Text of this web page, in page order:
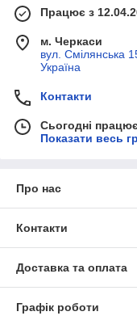
Працює з
м. Черкаси
вул. Смілянська
Україна
Контакти
Сьогодні
Показати весь
Про нас
Контакти
Доставка та оплата
Графік роботи